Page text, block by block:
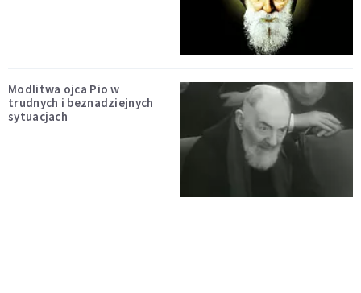
Modlitwa ojca Pio w
trudnych i beznadziejnych
sytuacjach